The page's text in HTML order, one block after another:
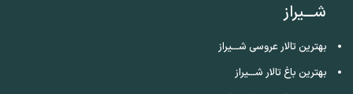
شـــیراز
بهترین تالار عروسی شـــیراز
بهترین باغ تالار شـــیراز